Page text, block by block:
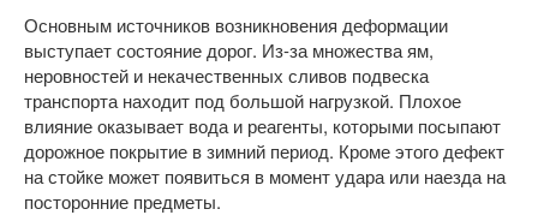
Основным источников возникновения деформации
выступает состояние дорог. Из-за множества ям,
неровностей и некачественных сливов подвеска
транспорта находит под большой нагрузкой. Плохое
влияние оказывает вода и реагенты, которыми посыпают
дорожное покрытие в зимний период. Кроме этого дефект
на стойке может появиться в момент удара или наезда на
посторонние предметы.